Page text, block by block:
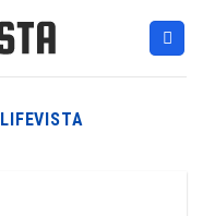
LIFEVISTA